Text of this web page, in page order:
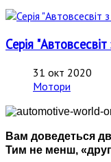
Серія
31 окт 2020
Мотори
Вам доведеться
Тим не менш,